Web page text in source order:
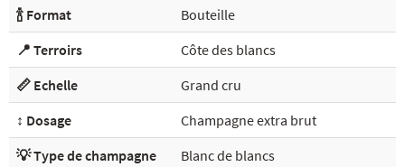
🍾 Format
Bouteille
📍 Terroirs
Côte des blancs
📏 Echelle
Grand cru
↕️ Dosage
Champagne extra brut
💡 Type de champagne
Blanc de blancs